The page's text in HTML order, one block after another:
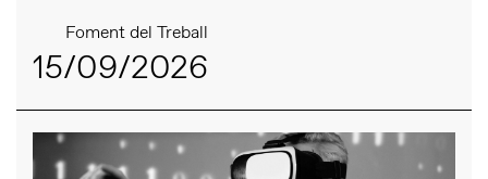
Foment del Treball
15/09/2026